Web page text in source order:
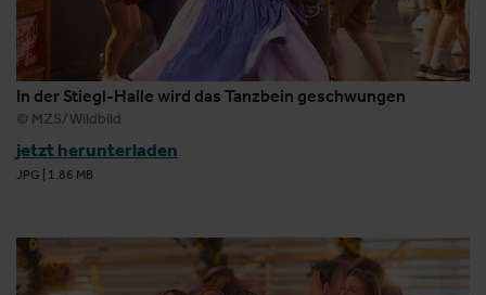
In der Stiegl-Halle wird das Tanzbein geschwungen
© MZS/Wildbild
jetzt herunterladen
JPG 1.86 MB